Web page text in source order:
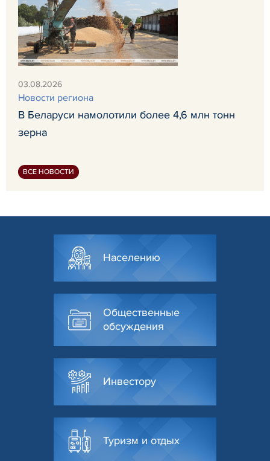
03.08.2026
Новости региона
В Беларуси намолотили более 4,6 млн тонн
зерна
ВСЕ НОВОСТИ
Населению
Общественные
обсуждения
Инвестору
Туризм и отдых